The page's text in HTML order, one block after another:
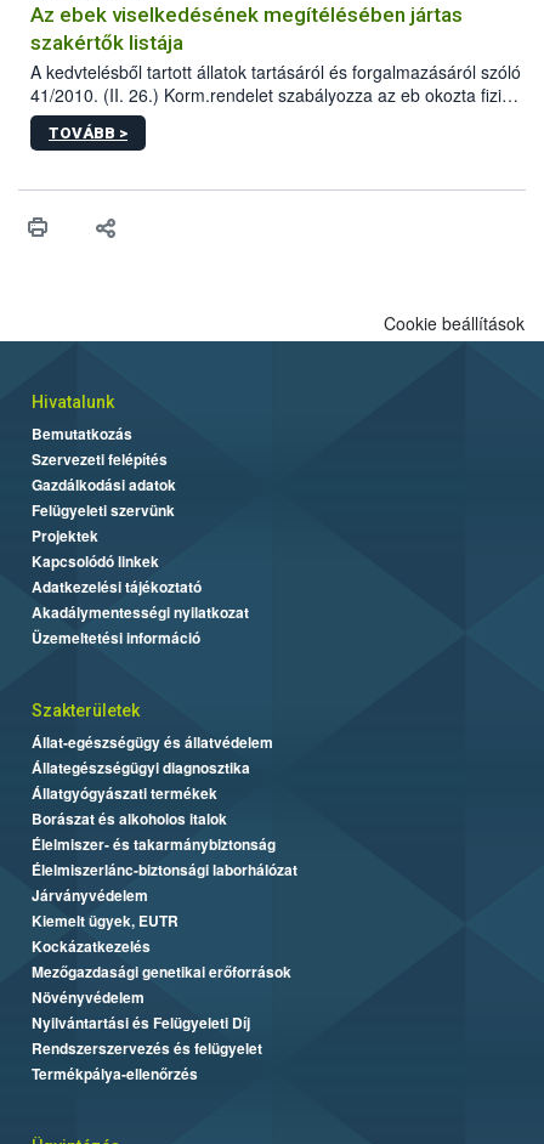
Az ebek viselkedésének megítélésében jártas
szakértők listája
A kedvtelésből tartott állatok tartásáról és forgalmazásáról szóló
41/2010. (II. 26.) Korm.rendelet szabályozza az eb okozta fizikai
sérülés, illetve ennek veszélye keletkezésekor felmerülő
hatósági feladatokat, valamint a veszélyes eb tartását és annak
vonni az ebek viselkedésének megítélésében jártas szakértőt.
TOVÁBB >
Cookie beállítások
Hivatalunk
Bemutatkozás
Szervezeti felépítés
Gazdálkodási adatok
Felügyeleti szervünk
Projektek
Kapcsolódó linkek
Adatkezelési tájékoztató
Akadálymentességi nyilatkozat
Üzemeltetési információ
Szakterületek
Állat-egészségügy és állatvédelem
Állategészségügyi diagnosztika
Állatgyógyászati termékek
Borászat és alkoholos italok
Élelmiszer- és takarmánybiztonság
Élelmiszerlánc-biztonsági laborhálózat
Járványvédelem
Kiemelt ügyek, EUTR
Kockázatkezelés
Mezőgazdasági genetikai erőforrások
Növényvédelem
Nyilvántartási és Felügyeleti Díj
Rendszerszervezés és felügyelet
Termékpálya-ellenőrzés